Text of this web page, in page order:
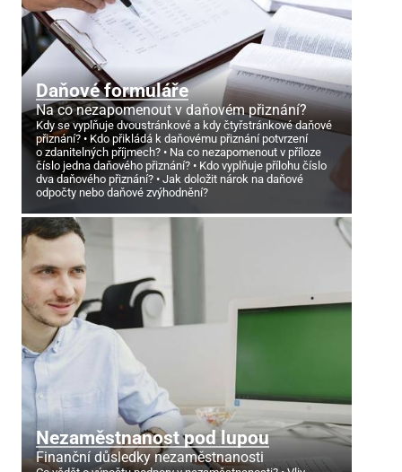
Daňové formuláře
Na co nezapomenout v daňovém přiznání?
Kdy se vyplňuje dvoustránkové a kdy čtyřstránkové daňové
přiznání?
Kdo přikládá k daňovému přiznání potvrzení
o zdanitelných příjmech?
Na co nezapomenout v příloze
číslo jedna daňového přiznání?
Kdo vyplňuje přílohu číslo
dva daňového přiznání?
Jak doložit nárok na daňové
odpočty nebo daňové zvýhodnění?
Nezaměstnanost pod lupou
Finanční důsledky nezaměstnanosti